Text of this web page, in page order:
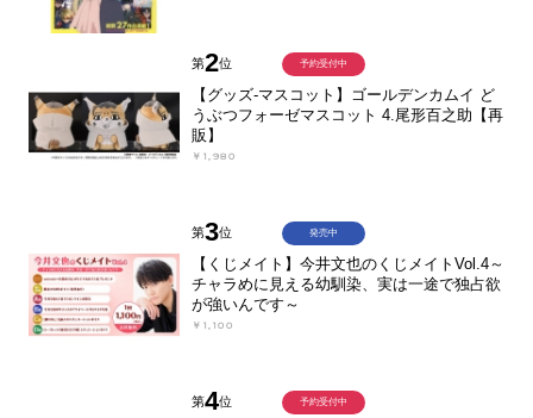
第2位
【グッズ-マスコット】ゴールデンカムイ ど
うぶつフォーゼマスコット 4.尾形百之助【再
販】
￥1,980
予約受付中
第3位
【くじメイト】今井文也のくじメイトVol.4～
チャラめに見える幼馴染、実は一途で独占欲
が強いんです～
￥1,100
発売中
第4位 予約受付中